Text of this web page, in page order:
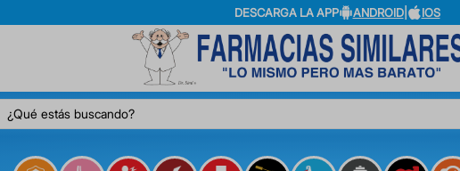
DESCARGA LA APP ANDROID| IOS
¿Qué estás buscando?